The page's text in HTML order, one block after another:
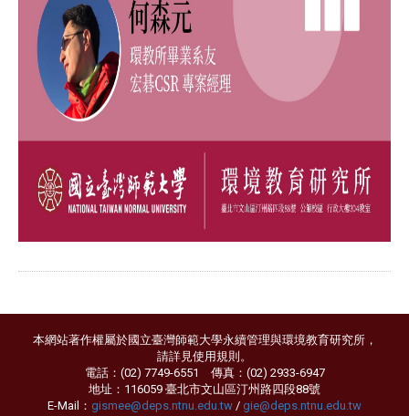
本網站著作權屬於國立臺灣師範大學永續管理與環境教育研究所，
請詳見 使用規則 。
電話：(02) 7749-6551 傳真：(02) 2933-6947
地址：116059 臺北市文山區汀州路四段88號
E-Mail： gismee@deps.ntnu.edu.tw / gie@deps.ntnu.edu.tw